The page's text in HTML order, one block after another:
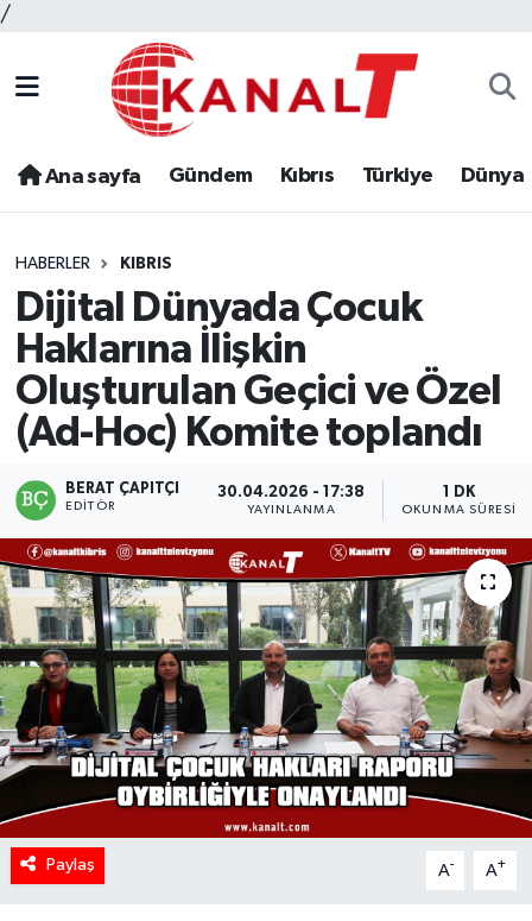
/
Ana sayfa Gündem Kıbrıs Türkiye Dünya
HABERLER KIBRIS
Dijital Dünyada Çocuk
Haklarına İlişkin
Oluşturulan Geçici ve Özel
(Ad-Hoc) Komite toplandı
BERAT ÇAPITÇI
EDITÖR
30.04.2026 - 17:38
YAYINLANMA
1 DK
OKUNMA SÜRESI
Paylaş A- A+